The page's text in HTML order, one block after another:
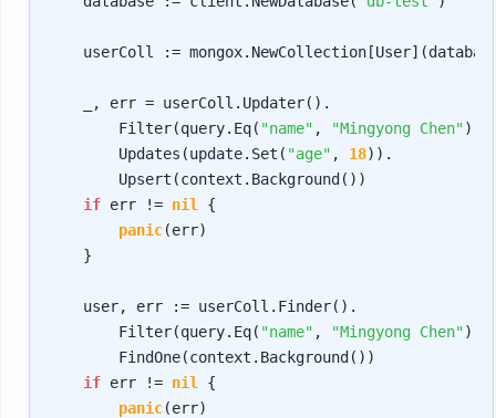
userColl :=
    _, err = userColl.Updater().
        Filter(query.Eq(
"name" , "Mingyong Chen")).
        Updates(update.Set(
"age" , 18)).
        Upsert(context.Background())
if err != nil
{
panic(err)
    }
    user, err := userColl.Finder().
        Filter(query.Eq(
"name" , "Mingyong Chen")).
        FindOne(context.Background())
if err != nil
{
panic(err)